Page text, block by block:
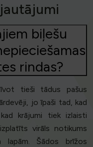
biļešu
rindas?
tieši tādus pašus
jo īpaši tad, kad
krājumi tiek izlaisti
virāls notikums
Šādos brīžos